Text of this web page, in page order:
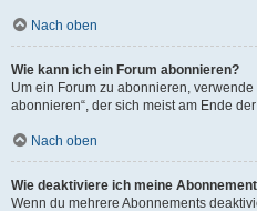
Nach oben
Wie kann ich ein Forum abonnieren?
Um ein Forum zu abonnieren,
abonnieren“, der sich meist am Ende
Nach oben
Wie deaktiviere ich meine
Wenn du mehrere Abonnements